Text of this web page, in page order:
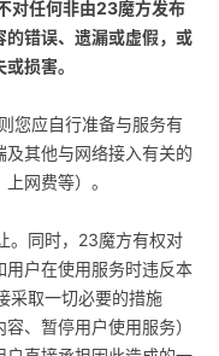
对任何非由23魔方发布
的错误、遗漏或虚假，或
损害。
您应自行准备与服务有
其他与网络接入有关的
网费等）。
。同时，23魔方有权对
用户在使用服务时违反本
采取一切必要的措施
、暂停用户使用服务）